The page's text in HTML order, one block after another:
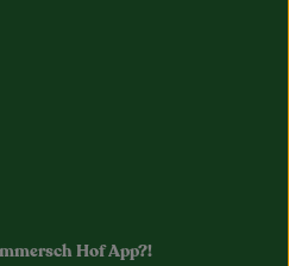
Hof App?!